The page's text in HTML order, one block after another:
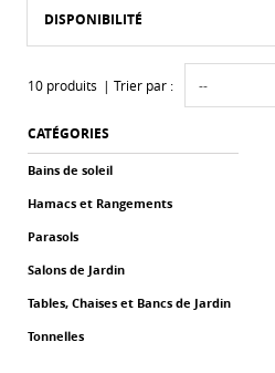
DISPONIBILITÉ
10 produits Trier par :
CATÉGORIES
Bains de soleil
Hamacs et Rangements
Parasols
Salons de Jardin
Tables, Chaises et Bancs de Jardin
Tonnelles